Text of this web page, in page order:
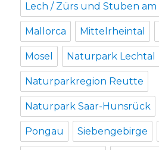
Lech / Zürs und Stuben
Mallorca Mittelrheintal
Mosel Naturpark Lechtal
Naturparkregion Reutte
Naturpark Saar-Hunsrück
Pongau Siebengebirge